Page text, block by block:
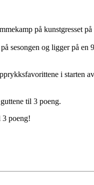
på kunstgresset på
sesongen og ligger på en
i starten
til 3 poeng.
3 poeng!